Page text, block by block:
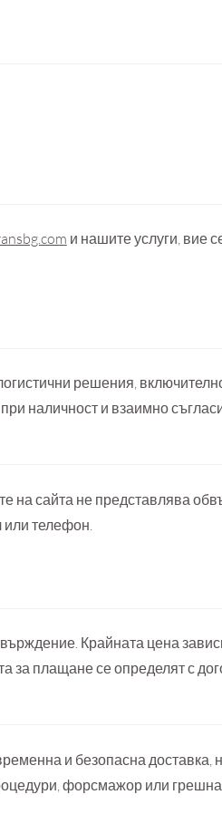
и нашите услуги, вие
решения, включително
наличност и взаимно
на сайта не представлява
телефон.
Крайната цена
за плащане се определят с
и безопасна доставка,
форсмажор или